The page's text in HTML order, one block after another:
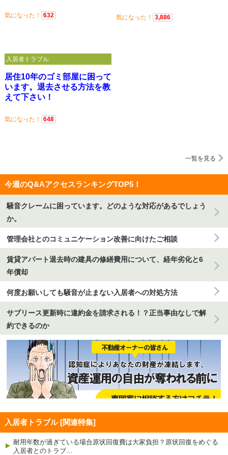
気になった！ 632 気になった！ 3,886
居住10年のゴミ部屋に困って
います。退去させる方法を教
えて下さい！
気になった！ 648
入居者トラブル
一覧を見る
今週のQ&AアクセスランキングTOP5！
騒音クレームに困っています。どのような対応があるでしょう
か。
管理会社とのコミュニケーション改善に向けたご相談
賃貸アパート退去時の建具の修繕費用について、経年劣化と6
年償却
何度お願いしても騒音が止まない入居者への対処方法
サブリース更新時に違約金を請求される！？正当事由なしで解
約できるのか
入居者トラブル [関連特集]
耐用年数が過ぎている場合原状回復費は大家負担？原状回復をめぐる
入居者とのトラブ…